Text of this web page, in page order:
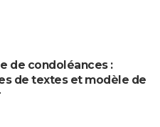
de condoléances :
de textes et modèle de